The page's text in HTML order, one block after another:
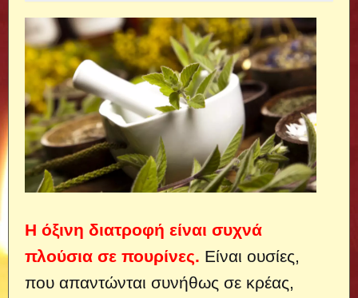
Η όξινη διατροφή είναι συχνά
πλούσια σε πουρίνες. Είναι ουσίες,
που απαντώνται συνήθως σε κρέας,